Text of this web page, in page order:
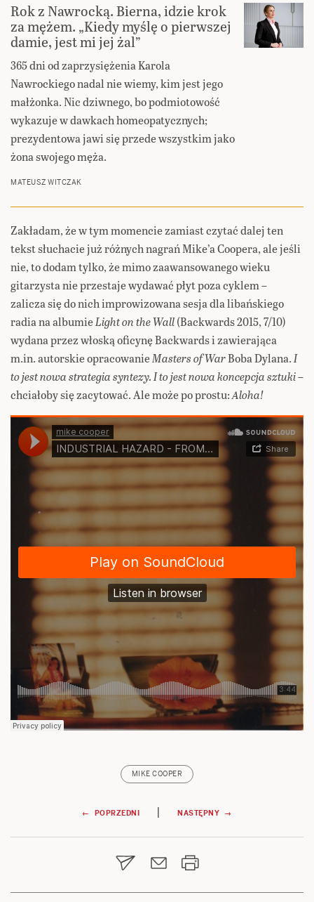
Rok z Nawrocką. Bierna, idzie krok
za mężem. „Kiedy myślę o pierwszej
damie, jest mi jej żal”
365 dni od zaprzysiężenia Karola
Nawrockiego nadal nie wiemy, kim jest jego
małżonka. Nic dziwnego, bo podmiotowość
wykazuje w dawkach homeopatycznych;
prezydentowa jawi się przede wszystkim jako
żona swojego męża.
MATEUSZ WITCZAK
Zakładam, że w tym momencie zamiast czytać dalej ten
tekst słuchacie już różnych nagrań Mike’a Coopera, ale jeśli
nie, to dodam tylko, że mimo zaawansowanego wieku
gitarzysta nie przestaje wydawać płyt poza cyklem –
zalicza się do nich improwizowana sesja dla libańskiego
radia na albumieLight on the Wall(Backwards 2015, 7/10)
wydana przez włoską oficynę Backwards i zawierająca
m.in. autorskie opracowanieMasters of WarBoba Dylana.I
to jest nowa strategia syntezy. I to jest nowa koncepcja sztuki–
chciałoby się zacytować. Ale może po prostu:Aloha!
MIKE COOPER
Nawigacja
wpisu
← POPRZEDNI | NASTĘPNY →